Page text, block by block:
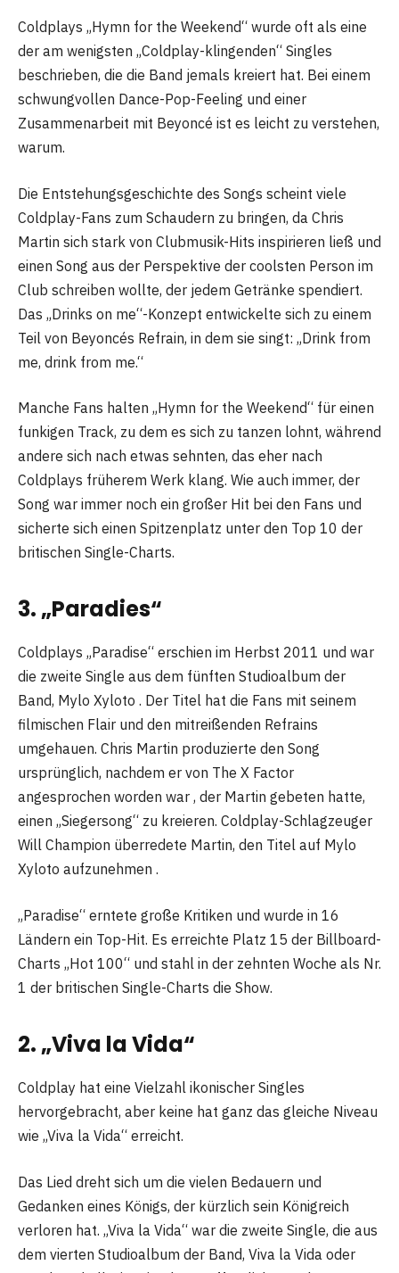
Coldplays „Hymn for the Weekend“ wurde oft als eine
der am wenigsten „Coldplay-klingenden“ Singles
beschrieben, die die Band jemals kreiert hat. Bei einem
schwungvollen Dance-Pop-Feeling und einer
Zusammenarbeit mit Beyoncé ist es leicht zu verstehen,
warum.
Die Entstehungsgeschichte des Songs scheint viele
Coldplay-Fans zum Schaudern zu bringen, da Chris
Martin sich stark von Clubmusik-Hits inspirieren ließ und
einen Song aus der Perspektive der coolsten Person im
Club schreiben wollte, der jedem Getränke spendiert.
Das „Drinks on me“-Konzept entwickelte sich zu einem
Teil von Beyoncés Refrain, in dem sie singt: „Drink from
me, drink from me.“
Manche Fans halten „Hymn for the Weekend“ für einen
funkigen Track, zu dem es sich zu tanzen lohnt, während
andere sich nach etwas sehnten, das eher nach
Coldplays früherem Werk klang. Wie auch immer, der
Song war immer noch ein großer Hit bei den Fans und
sicherte sich einen Spitzenplatz unter den Top 10 der
britischen Single-Charts.
3. „Paradies“
Coldplays „Paradise“ erschien im Herbst 2011 und war
die zweite Single aus dem fünften Studioalbum der
Band, Mylo Xyloto . Der Titel hat die Fans mit seinem
filmischen Flair und den mitreißenden Refrains
umgehauen. Chris Martin produzierte den Song
ursprünglich, nachdem er von The X Factor
angesprochen worden war , der Martin gebeten hatte,
einen „Siegersong“ zu kreieren. Coldplay-Schlagzeuger
Will Champion überredete Martin, den Titel auf Mylo
Xyloto aufzunehmen .
„Paradise“ erntete große Kritiken und wurde in 16
Ländern ein Top-Hit. Es erreichte Platz 15 der Billboard-
Charts „Hot 100“ und stahl in der zehnten Woche als Nr.
1 der britischen Single-Charts die Show.
2. „Viva la Vida“
Coldplay hat eine Vielzahl ikonischer Singles
hervorgebracht, aber keine hat ganz das gleiche Niveau
wie „Viva la Vida“ erreicht.
Das Lied dreht sich um die vielen Bedauern und
Gedanken eines Königs, der kürzlich sein Königreich
verloren hat. „Viva la Vida“ war die zweite Single, die aus
dem vierten Studioalbum der Band, Viva la Vida oder